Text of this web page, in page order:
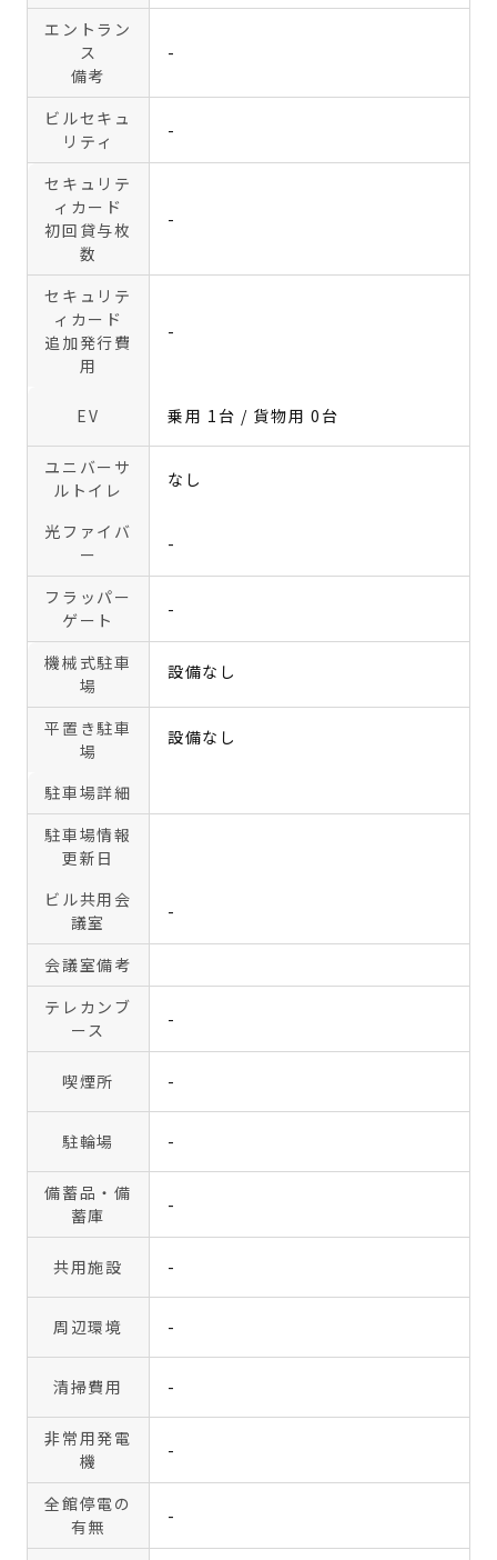
エントラン
ス
備考
-
ビルセキュ
リティ
-
セキュリテ
ィカード
初回貸与枚
数
-
セキュリテ
ィカード
追加発行費
用
-
EV 乗用 1台 / 貨物用 0台
ユニバーサ
ルトイレ
なし
光ファイバ
ー
-
フラッパー
ゲート
-
機械式駐車
場
設備なし
平置き駐車
場
設備なし
駐車場詳細
駐車場情報
更新日
ビル共用会
議室
-
会議室備考
テレカンブ
ース
-
喫煙所 -
駐輪場 -
備蓄品・備
蓄庫
-
共用施設 -
周辺環境 -
清掃費用 -
非常用発電
機
-
全館停電の
有無
-